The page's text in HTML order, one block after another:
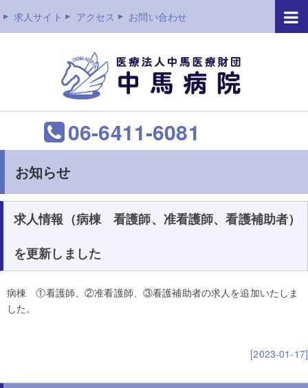
求人サイト アクセス お問い合わせ
06-6411-6081
お知らせ
求人情報（病棟 看護師、准看護師、看護補助者）
を更新しました
病棟 ①看護師、②准看護師、③看護補助者の求人を追加いたしま
した。
[2023-01-17]